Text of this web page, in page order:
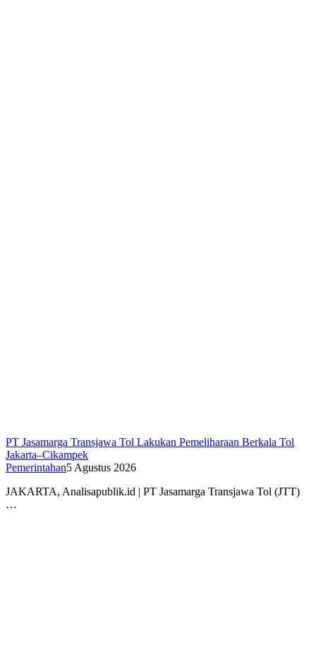
PT Jasamarga Transjawa Tol Lakukan Pemeliharaan Berkala Tol
Jakarta–Cikampek
Pemerintahan5 Agustus 2026
JAKARTA, Analisapublik.id | PT Jasamarga Transjawa Tol (JTT)
…